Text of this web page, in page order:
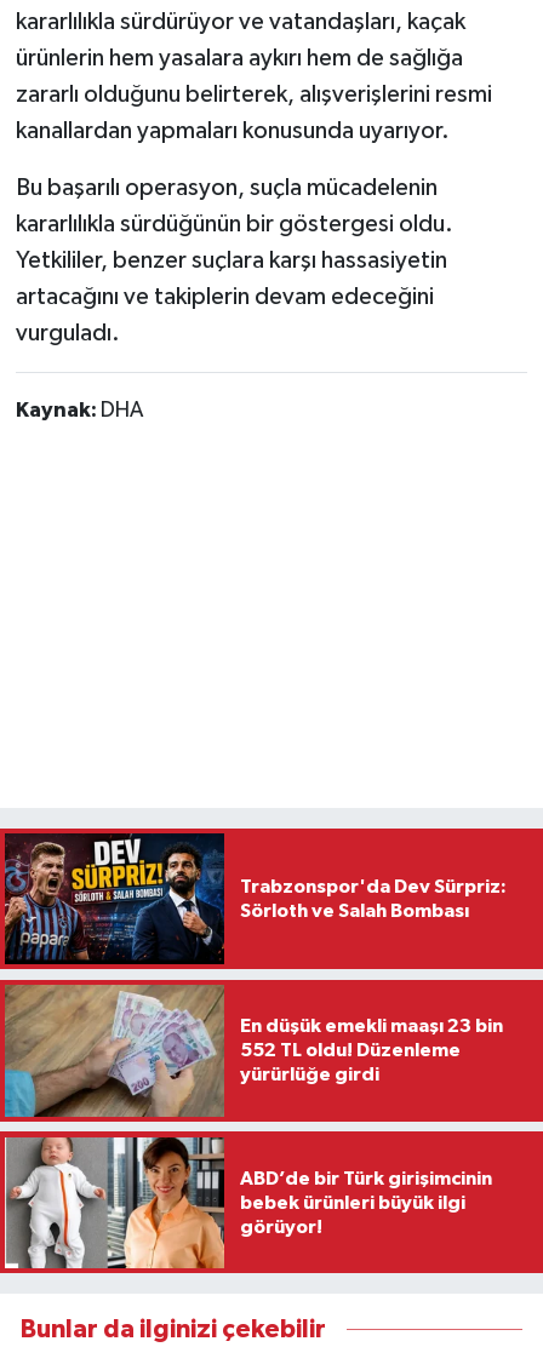
kararlılıkla sürdürüyor ve vatandaşları, kaçak
ürünlerin hem yasalara aykırı hem de sağlığa
zararlı olduğunu belirterek, alışverişlerini resmi
kanallardan yapmaları konusunda uyarıyor.
Bu başarılı operasyon, suçla mücadelenin
kararlılıkla sürdüğünün bir göstergesi oldu.
Yetkililer, benzer suçlara karşı hassasiyetin
artacağını ve takiplerin devam edeceğini
vurguladı.
Kaynak: DHA
Trabzonspor'da Dev Sürpriz:
Sörloth ve Salah Bombası
En düşük emekli maaşı 23 bin
552 TL oldu! Düzenleme
yürürlüğe girdi
ABD’de bir Türk girişimcinin
bebek ürünleri büyük ilgi
görüyor!
Bunlar da ilginizi çekebilir